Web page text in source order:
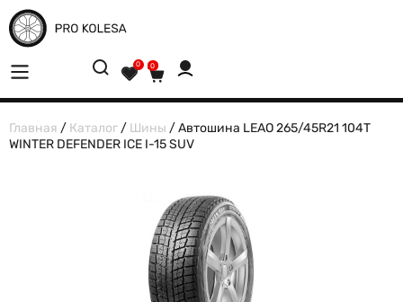
0 0
Главная / Каталог / Шины / Автошина LEAO 265/45R21 104T
WINTER DEFENDER ICE I-15 SUV